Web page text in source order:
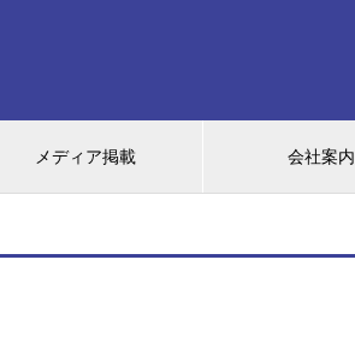
メディア掲載 会社案内